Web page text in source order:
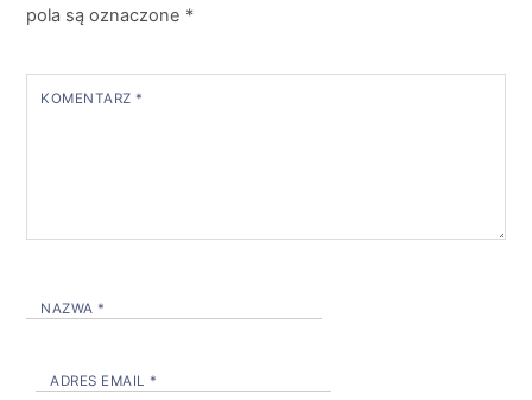
pola są oznaczone *
KOMENTARZ *
NAZWA *
ADRES EMAIL *